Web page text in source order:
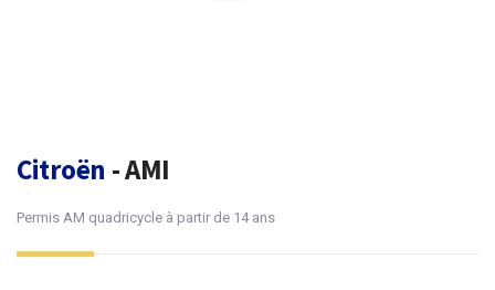
Citroën - AMI
Permis AM quadricycle à partir de 14 ans